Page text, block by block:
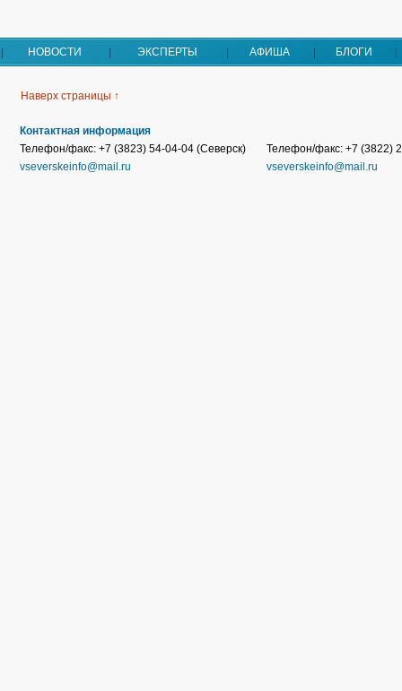
НОВОСТИ ЭКСПЕРТЫ АФИША БЛОГИ
Наверх страницы ↑
Контактная информация
Телефон/факс: +7 (3823) 54-04-04 (Северск)
vseverskeinfo@mail.ru
Телефон/факс: +7 (3822)
vseverskeinfo@mail.ru